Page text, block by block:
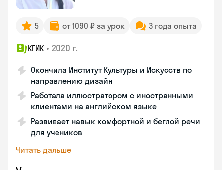
5 от 1090 ₽ за урок 3 года опыта
КГИК • 2020 г.
Окончила Институт Культуры и Искусств по
направлению дизайн
Работала иллюстратором с иностранными
клиентами на английском языке
Развивает навык комфортной и беглой речи
для учеников
Читать дальше